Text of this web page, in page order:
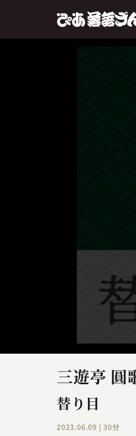
三遊亭 圓
替り目
2023.06.09 | 30分